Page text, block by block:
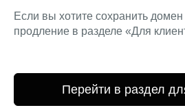
Если вы хотите сохранить
продление в разделе «Для
Перейти в раздел